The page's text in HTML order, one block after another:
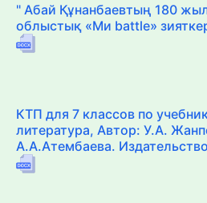
" Абай Құнанбаевтың 180
облыстық «Ми battle»
КТП для 7 классов по
литература, Автор: У.А.
А.А.Атембаева.